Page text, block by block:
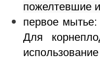
пожелтевшие
первое
Для